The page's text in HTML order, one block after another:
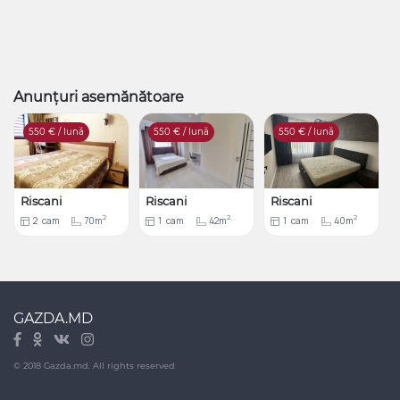
Anunțuri asemănătoare
550 € / lună
Riscani
2 cam 70m2
550 € / lună
Riscani
1 cam 42m2
550 € / lună
Riscani
1 cam 40m2
GAZDA.MD
© 2018 Gazda.md. All rights reserved